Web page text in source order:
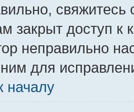
закрыт доступ к
неправильно
для
началу